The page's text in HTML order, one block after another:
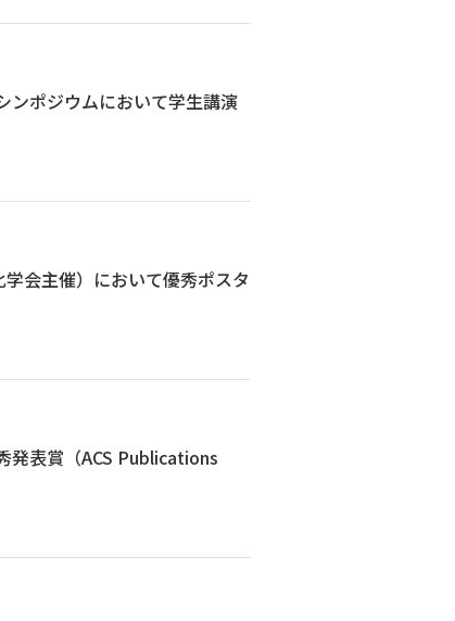
ンポジウムにおいて学生講演
会主催）において優秀ポスタ
発表賞（ACS Publications